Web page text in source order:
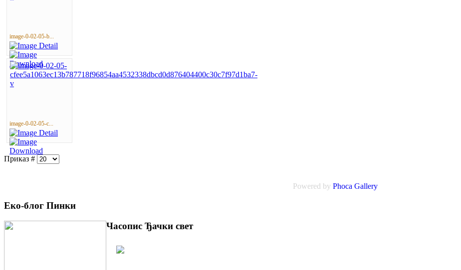
image-0-02-05-b...
image-0-02-05-c...
Приказ #
Powered by Phoca Gallery
Еко-блог Пинки
Часопис Ђачки свет